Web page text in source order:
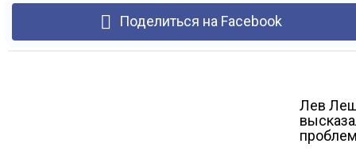
Поделиться на Facebook
Лев